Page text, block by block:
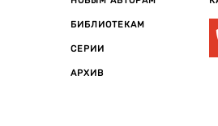
БИБЛИОТЕКАМ
СЕРИИ
АРХИВ